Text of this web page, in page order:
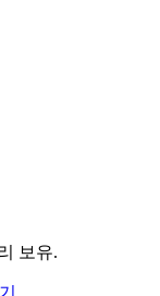
보유.